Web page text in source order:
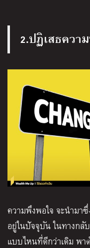
2.ปฏิเสธควา
ความพึงพอใจ จะนำมา
อยู่ในปัจจุบัน ในทางกลั
แบบไหนที่ดีกว่าเดิม พา